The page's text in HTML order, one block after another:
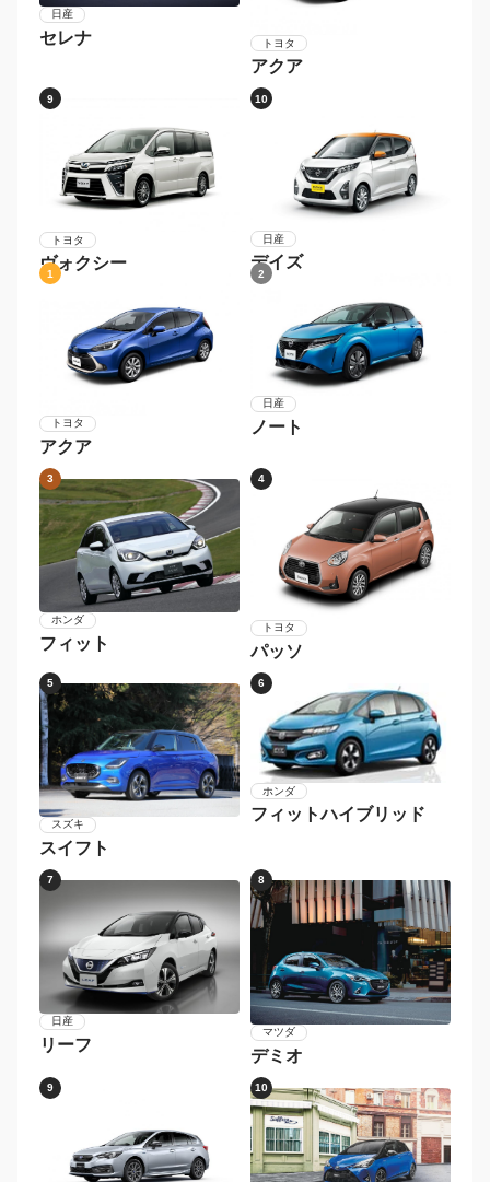
日産
セレナ トヨタ
アクア
9
トヨタ
ヴォクシー
10
日産
デイズ
1
トヨタ
アクア
2
日産
ノート
3
ホンダ
フィット
4
トヨタ
パッソ
5
スズキ
スイフト
6
ホンダ
フィットハイブリッド
7
日産
リーフ
8
マツダ
デミオ
9 10